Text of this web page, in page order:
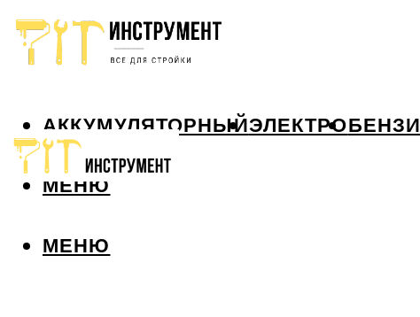
АККУМУЛЯТОРНЫЙЭЛЕКТРО
МЕНЮ
МЕНЮ